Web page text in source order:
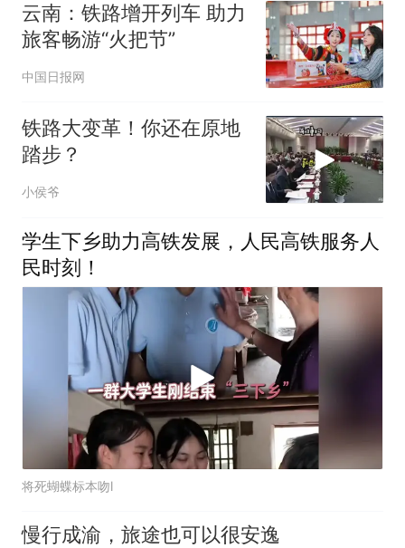
云南：铁路增开列车 助力
旅客畅游“火把节”
中国日报网
铁路大变革！你还在原地
踏步？
小侯爷
学生下乡助力高铁发展，人民高铁服务人
民时刻！
将死蝴蝶标本吻l
慢行成渝，旅途也可以很安逸